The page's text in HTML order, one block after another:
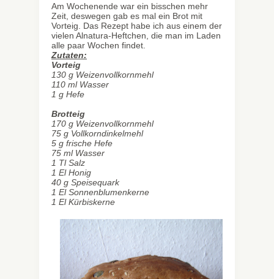
Am Wochenende war ein bisschen mehr
Zeit, deswegen gab es mal ein Brot mit
Vorteig. Das Rezept habe ich aus einem der
vielen Alnatura-Heftchen, die man im Laden
alle paar Wochen findet.
Zutaten:
Vorteig
130 g Weizenvollkornmehl
110 ml Wasser
1 g Hefe
Brotteig
170 g Weizenvollkornmehl
75 g Vollkorndinkelmehl
5 g frische Hefe
75 ml Wasser
1 Tl Salz
1 El Honig
40 g Speisequark
1 El Sonnenblumenkerne
1 El Kürbiskerne